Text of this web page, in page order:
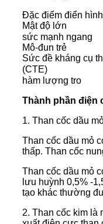
Đặc điểm điển
Mật độ lớn
sức mạnh ngang
Mô-đun trẻ
Sức đề kháng cụ
(CTE)
hàm lượng tro
Thành phần điện
1. Than cốc dầu
Than cốc dầu mỏ
thấp. Than cốc
Than cốc dầu mỏ
lưu huỳnh 0,5% -
tạo khác thường
2. Than cốc kim là